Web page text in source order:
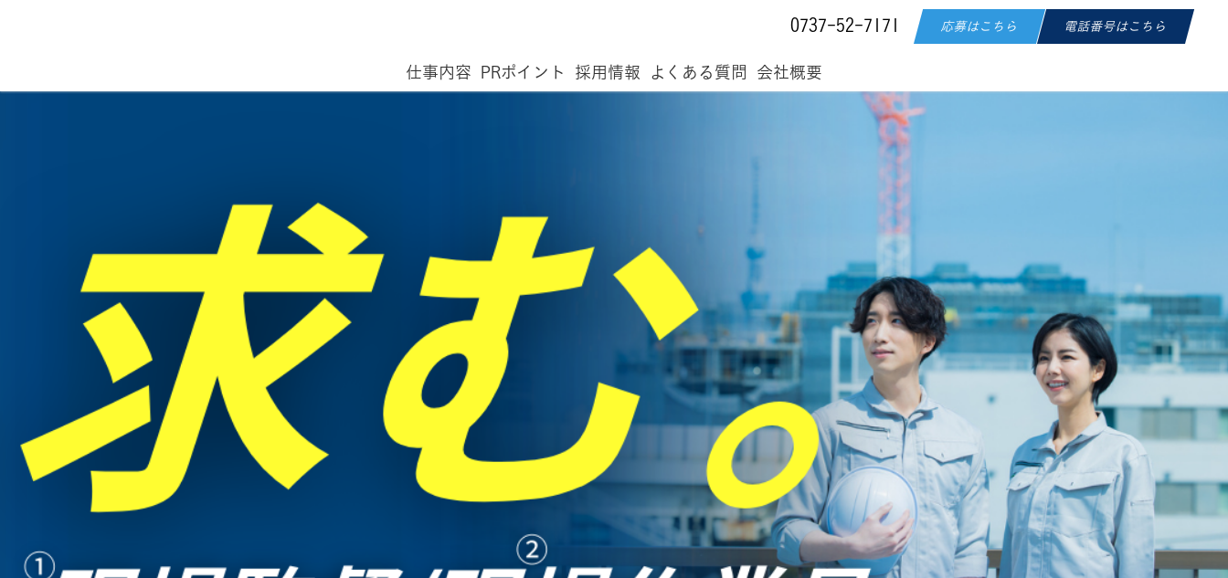
0737-52-7171 応募はこちら 電話番号はこちら
仕事内容 PRポイント 採用情報 よくある質問 会社概要